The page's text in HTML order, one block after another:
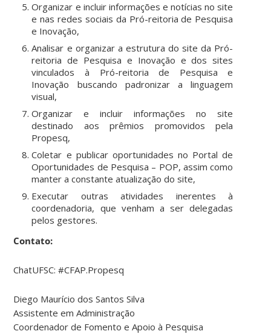
Organizar e incluir informações e notícias no site
e nas redes sociais da Pró-reitoria de Pesquisa
e Inovação,
Analisar e organizar a estrutura do site da Pró-
reitoria de Pesquisa e Inovação e dos sites
vinculados à Pró-reitoria de Pesquisa e
Inovação buscando padronizar a linguagem
visual,
Organizar e incluir informações no site
destinado aos prêmios promovidos pela
Propesq,
Coletar e publicar oportunidades no Portal de
Oportunidades de Pesquisa – POP, assim como
manter a constante atualização do site,
Executar outras atividades inerentes à
coordenadoria, que venham a ser delegadas
pelos gestores.
Contato:
ChatUFSC: #CFAP.Propesq
Diego Maurício dos Santos Silva
Assistente em Administração
Coordenador de Fomento e Apoio à Pesquisa